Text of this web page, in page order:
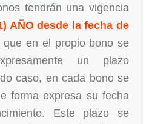
tendrán una vigencia
AÑO desde la fecha de
que en el propio bono se
un plazo
caso, en cada bono se
forma expresa su fecha
Este plazo se